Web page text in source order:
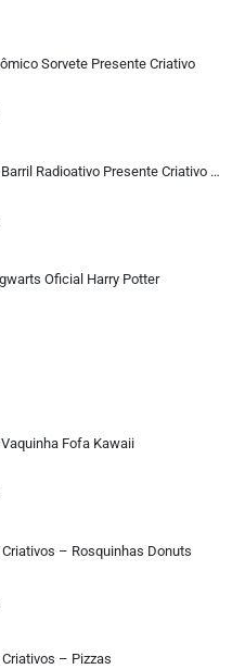
Sorvete Presente Criativo
Caneca Divertida Barril Radioativo Presente Criativo Geek
Oficial Harry Potter
Fofa Kawaii
– Rosquinhas Donuts
– Pizzas